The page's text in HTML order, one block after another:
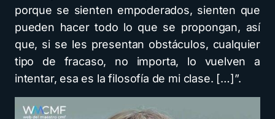
porque se sienten empoderados, sienten que
pueden hacer todo lo que se propongan, así
que, si se les presentan obstáculos, cualquier
tipo de fracaso, no importa, lo vuelven a
intentar, esa es la filosofía de mi clase. […]”.